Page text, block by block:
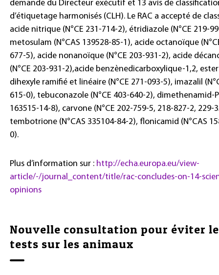
demande du Directeur exécutif et 13 avis de
d’étiquetage harmonisés (CLH). Le RAC a accepté de
acide nitrique (N°CE 231-714-2), étridiazole (N°CE 219-
metosulam (N°CAS 139528-85-1), acide octanoïque
677-5), acide nonanoïque (N°CE 203-931-2), acide
(N°CE 203-931-2),acide benzènedicarboxylique-1,2,
dihexyle ramifié et linéaire (N°CE 271-093-5), imazalil
615-0), tebuconazole (N°CE 403-640-2), dimethenamid-P
163515-14-8), carvone (N°CE 202-759-5, 218-827-2, 229-
tembotrione (N°CAS 335104-84-2), flonicamid (N°CAS
0).
Plus d’information sur : http://echa.europa.eu/view-
article/-/journal_content/title/rac-concludes-on-14-
opinions
Nouvelle consultation pour éviter
tests sur les animaux